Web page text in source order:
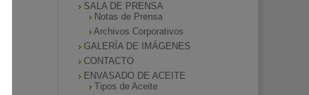
SALA DE PRENSA
Notas de Prensa
Archivos Corporativos
GALERÍA DE IMÁGENES
CONTACTO
ENVASADO DE ACEITE
Tipos de Aceite